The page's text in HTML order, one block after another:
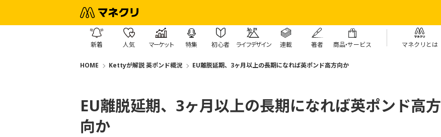
新着 人気 マーケット 特集 初心者 ライフデザイン 連載 著者 商品・サービス マネクリとは
HOME Kettyが解説 英ポンド概況 EU離脱延期、3ヶ月以上の長期になれば英ポンド高方向か
EU離脱延期、3ヶ月以上の長期になれば英ポンド高方
向か